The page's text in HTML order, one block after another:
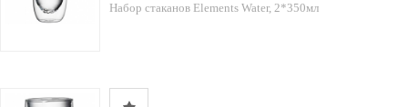
Набор стаканов Elements Water, 2*350мл